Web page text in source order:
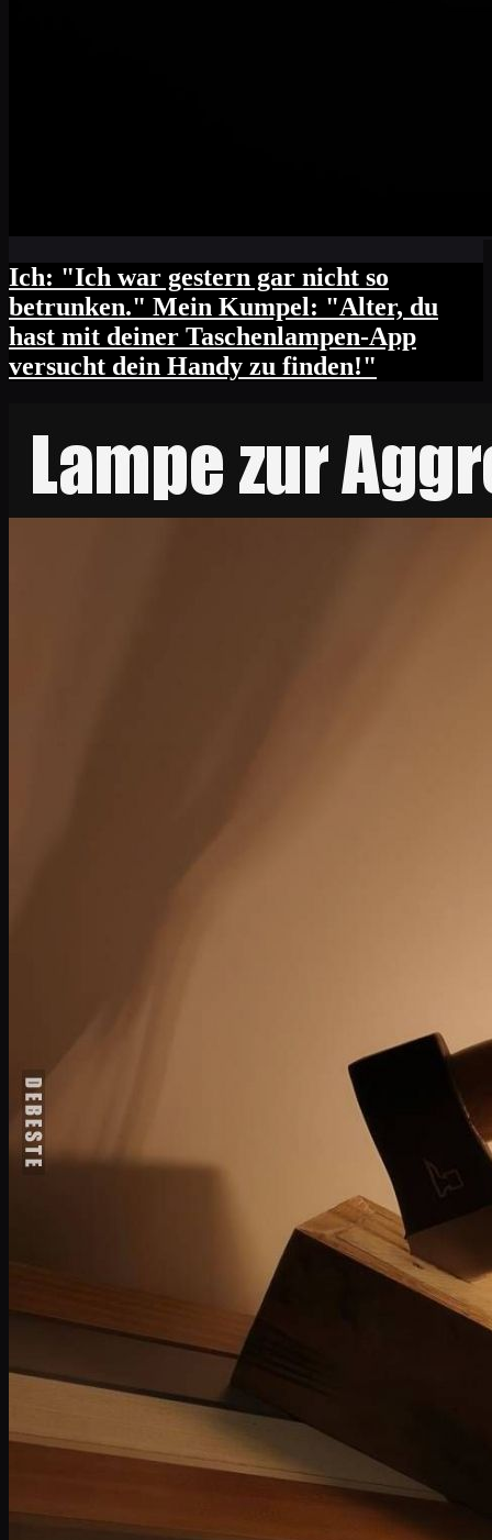
Ich: "Ich war gestern gar nicht so
betrunken." Mein Kumpel: "Alter, du
hast mit deiner Taschenlampen-App
versucht dein Handy zu finden!"